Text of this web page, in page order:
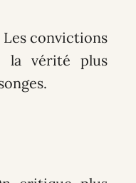
convictions
la vérité plus